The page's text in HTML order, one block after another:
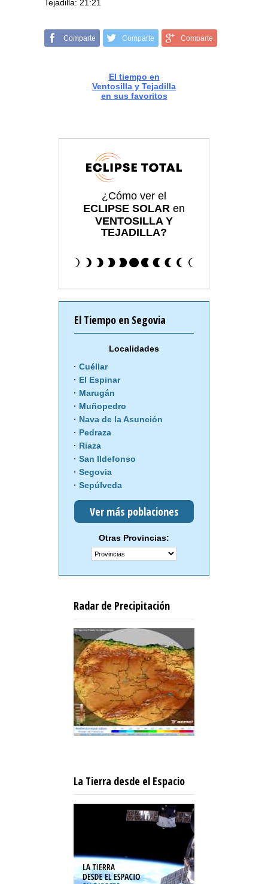
Tejadilla: 21:21
Comparte Comparte Comparte
El tiempo en
Ventosilla y Tejadilla
en sus favoritos
¿Cómo ver el
ECLIPSE SOLAR en
VENTOSILLA Y
TEJADILLA?
El Tiempo en Segovia
Localidades
Cuéllar
El Espinar
Marugán
Muñopedro
Nava de la Asunción
Pedraza
Riaza
San Ildefonso
Segovia
Sepúlveda
Ver más poblaciones
Otras Provincias:
Radar de Precipitación
La Tierra desde el Espacio